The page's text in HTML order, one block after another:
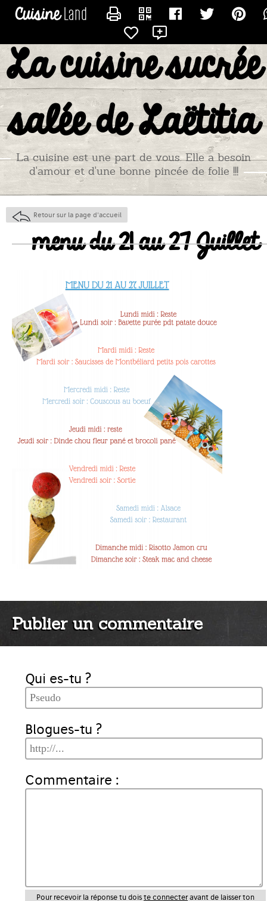
La cuisine sucrée
salée de Laëtitia
La cuisine est une part de vous. Elle a besoin
d'amour et d'une bonne pincée de folie !!!
Retour sur la page d'accueil
menu du 21 au 27 Juillet
Publier un commentaire
Qui es-tu ?
Blogues-tu ?
Commentaire :
Pour recevoir la réponse tu dois te connecteravant de laisser ton
CONTACTER TITIADU25